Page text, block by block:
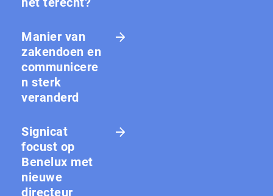
Manier van
zakendoen en
communicere
n sterk
veranderd
Signicat
focust op
Benelux met
nieuwe
directeur